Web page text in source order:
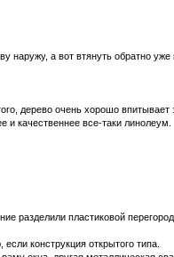
наружу, а вот втянуть обратно уже
дерево очень хорошо впитывает
и качественнее все-таки линолеум.
пластиковой
конструкция открытого типа.